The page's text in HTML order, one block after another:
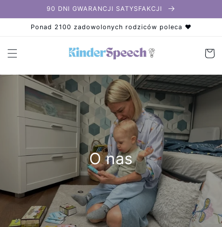
treści
90 DNI GWARANCJI SATYSFAKCJI
Ponad 2100 zadowolonych rodziców poleca ❤️
z
k
O nas